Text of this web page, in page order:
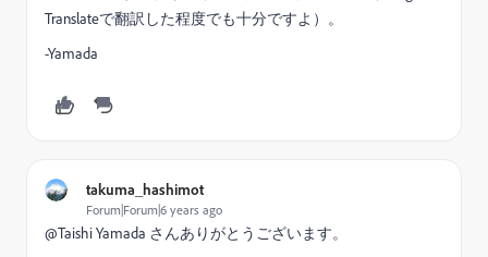
Translateで翻訳した程度でも十分ですよ）。
-Yamada
takuma_hashimot
Forum|Forum|6 years ago
@Taishi Yamada‌ さんありがとうございます。